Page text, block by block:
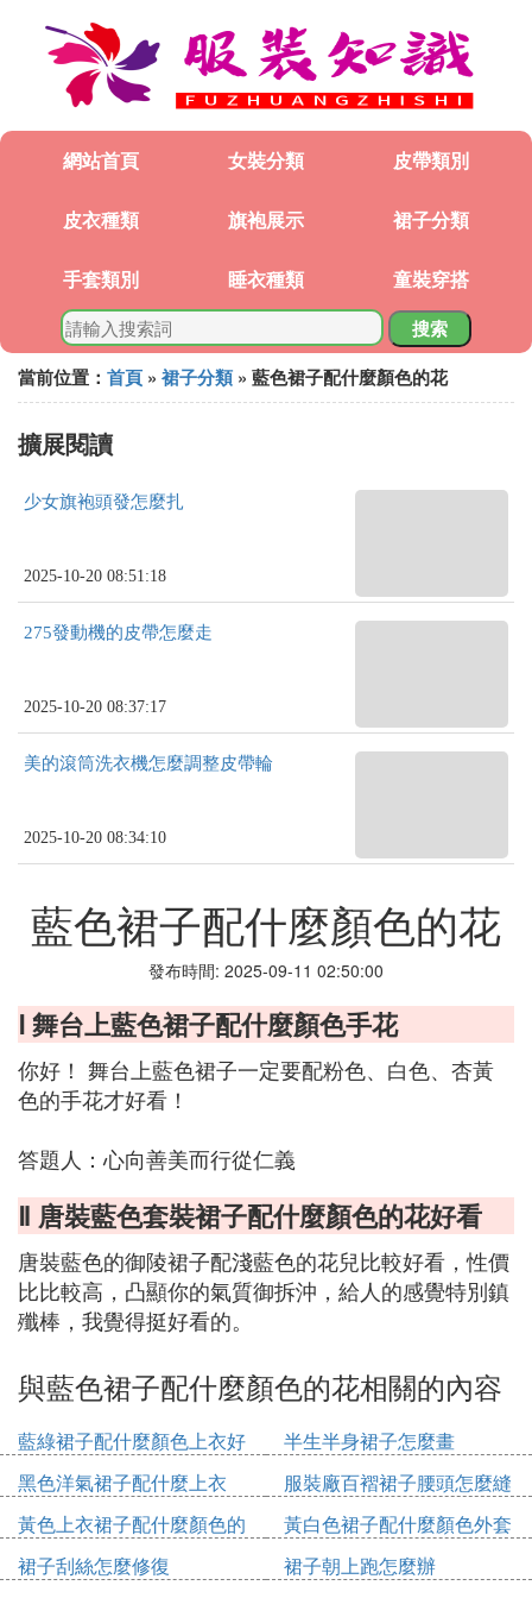
網站首頁 女裝分類 皮帶類別
皮衣種類 旗袍展示 裙子分類
手套類別 睡衣種類 童裝穿搭
搜索
當前位置： 首頁 » 裙子分類 » 藍色裙子配什麼顏色的花
擴展閱讀
少女旗袍頭發怎麼扎
2025-10-20 08:51:18
275發動機的皮帶怎麼走
2025-10-20 08:37:17
美的滾筒洗衣機怎麼調整皮帶輪
2025-10-20 08:34:10
藍色裙子配什麼顏色的花
發布時間: 2025-09-11 02:50:00
Ⅰ 舞台上藍色裙子配什麼顏色手花
你好！ 舞台上藍色裙子一定要配粉色、白色、杏黃
色的手花才好看！
答題人：心向善美而行從仁義
Ⅱ 唐裝藍色套裝裙子配什麼顏色的花好看
唐裝藍色的御陵裙子配淺藍色的花兒比較好看，性價
比比較高，凸顯你的氣質御拆沖，給人的感覺特別鎮
殲棒，我覺得挺好看的。
與藍色裙子配什麼顏色的花相關的內容
藍綠裙子配什麼顏色上衣好
看
半生半身裙子怎麼畫
黑色洋氣裙子配什麼上衣
服裝廠百褶裙子腰頭怎麼縫
黃色上衣裙子配什麼顏色的
鞋
黃白色裙子配什麼顏色外套
裙子刮絲怎麼修復
裙子朝上跑怎麼辦